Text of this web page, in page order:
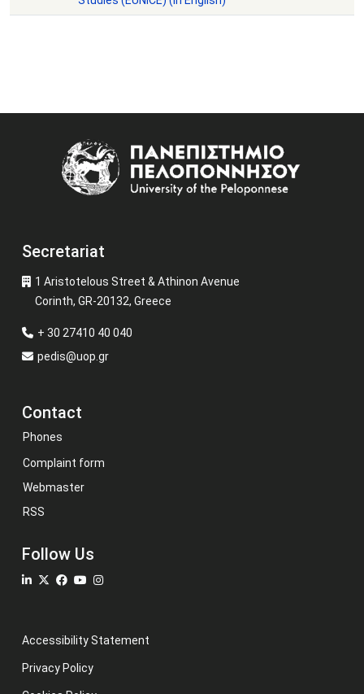
Secretariat
1 Aristotelous Street & Athinon Avenue
Corinth, GR-20132, Greece
+ 30 27410 40 040
pedis@uop.gr
Contact
Phones
Complaint form
Webmaster
RSS
Follow Us
Accessibility Statement
Privacy Policy